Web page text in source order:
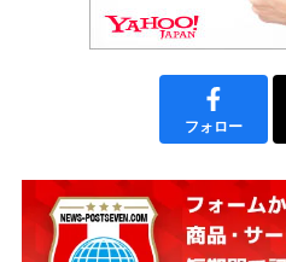
フォロー